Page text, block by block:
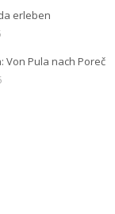
erleben
Von Pula nach Poreč